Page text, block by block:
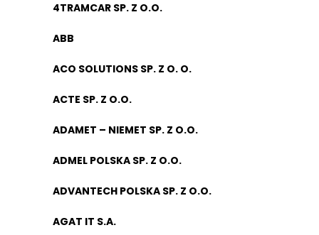
4TRAMCAR SP. Z O.O.
ABB
ACO SOLUTIONS SP. Z O. O.
ACTE SP. Z O.O.
ADAMET – NIEMET SP. Z O.O.
ADMEL POLSKA SP. Z O.O.
ADVANTECH POLSKA SP. Z O.O.
AGAT IT S.A.